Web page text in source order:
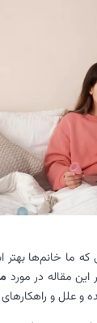
ما خانم‌ها بهتر
این مقاله در مورد
و علل و